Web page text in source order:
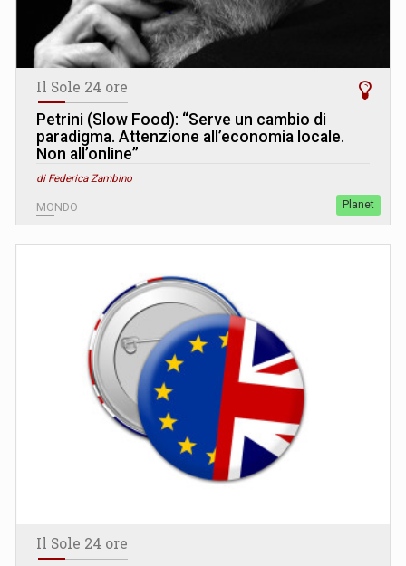
Il Sole 24 ore
Petrini (Slow Food): “Serve un cambio di
paradigma. Attenzione all’economia locale.
Non all’online”
di Federica Zambino
MONDO Planet
Il Sole 24 ore